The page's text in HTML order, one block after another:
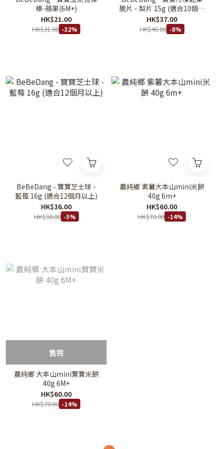
棒-蘋果(6M+)
HK$21.00
HK$31.00 -32%
脆片 - 梨片 15g (適合10個月
以上)
HK$37.00
HK$40.00 -8%
BeBeDang - 寶寶芝士球 -
藍莓 16g (適合12個月以上)
HK$36.00
HK$38.00 -5%
農純鄉 紫薯大本山mini米餅
40g 6m+
HK$60.00
HK$70.00 -14%
售完
農純鄉 大本山mini寶寶米餅
40g 6M+
HK$60.00
HK$70.00 -14%